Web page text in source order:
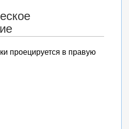
проецируется в правую